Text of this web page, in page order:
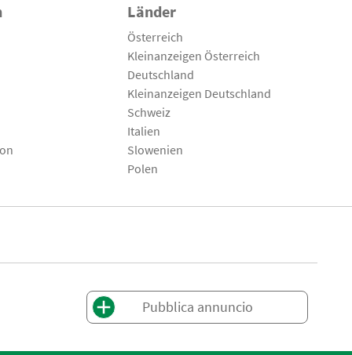
Länder
Österreich
Kleinanzeigen Österreich
Deutschland
Kleinanzeigen Deutschland
Schweiz
Italien
Slowenien
Polen
Pubblica annuncio